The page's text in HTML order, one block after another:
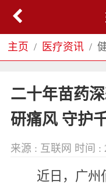
主页 医疗资讯
二十年苗药
研痛风 守护
来源 : 互联网 时间 :
近日，广州